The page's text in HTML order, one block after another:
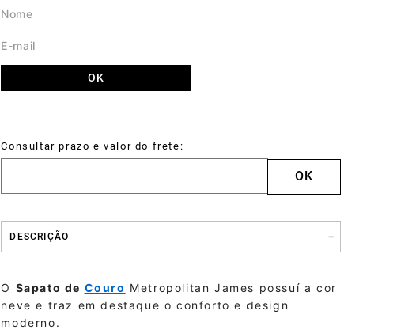
DESCRIÇÃO
O Sapato de Couro Metropolitan James possuí a cor
neve e traz em destaque o conforto e design
moderno.